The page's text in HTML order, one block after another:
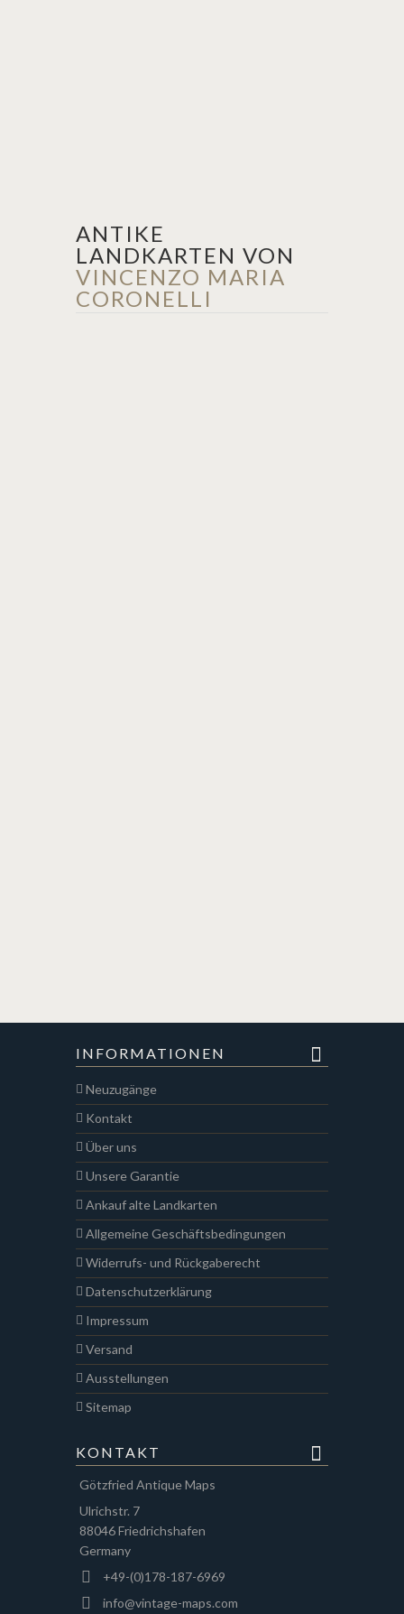
ANTIKE
LANDKARTEN VON
VINCENZO MARIA
CORONELLI
INFORMATIONEN
Neuzugänge
Kontakt
Über uns
Unsere Garantie
Ankauf alte Landkarten
Allgemeine Geschäftsbedingungen
Widerrufs- und Rückgaberecht
Datenschutzerklärung
Impressum
Versand
Ausstellungen
Sitemap
KONTAKT
Götzfried Antique Maps
Ulrichstr. 7
88046 Friedrichshafen
Germany
+49-(0)178-187-6969
info@vintage-maps.com